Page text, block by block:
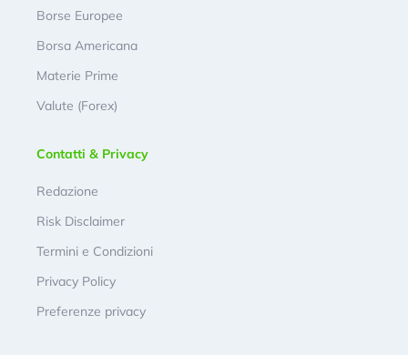
Borse Europee
Borsa Americana
Materie Prime
Valute (Forex)
Contatti & Privacy
Redazione
Risk Disclaimer
Termini e Condizioni
Privacy Policy
Preferenze privacy